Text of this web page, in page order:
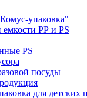
упаковка"
РР и PS
PS
посуды
для детских